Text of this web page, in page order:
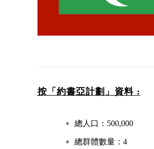
按「約書亞計劃」資料 :
總人口：500,000
總群體數量：4